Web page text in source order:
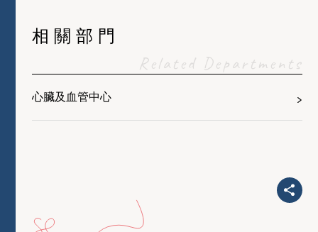
相關部門
Related Departments
心臟及血管中心